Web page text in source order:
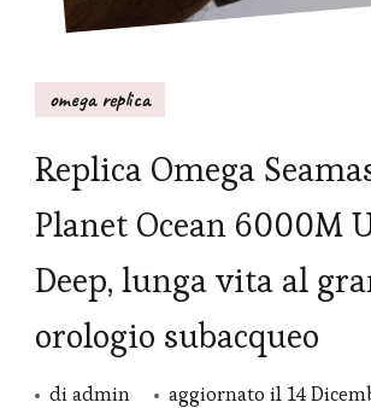
omega replica
Replica Omega
Planet Ocean 6000M
Deep, lunga vita al
orologio subacqueo
diadmin aggiornato il 14